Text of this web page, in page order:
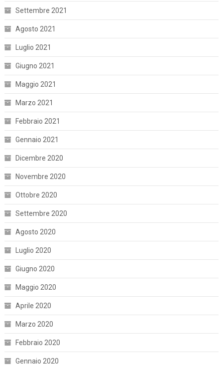
Settembre 2021
Agosto 2021
Luglio 2021
Giugno 2021
Maggio 2021
Marzo 2021
Febbraio 2021
Gennaio 2021
Dicembre 2020
Novembre 2020
Ottobre 2020
Settembre 2020
Agosto 2020
Luglio 2020
Giugno 2020
Maggio 2020
Aprile 2020
Marzo 2020
Febbraio 2020
Gennaio 2020